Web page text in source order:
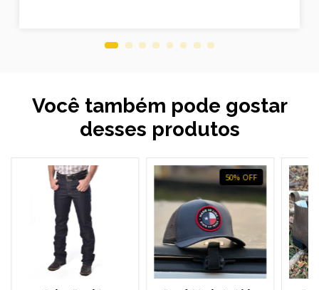
Você também pode gostar
desses produtos
50% OFF